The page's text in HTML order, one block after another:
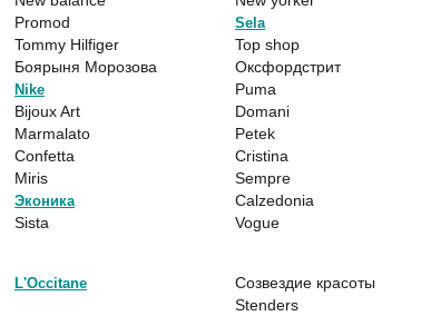
Promod Sela
Tommy Hilfiger Top shop
Боярыня Морозова Оксфордстрит
Nike Puma
Bijoux Art Domani
Marmalato Petek
Confetta Cristina
Miris Sempre
Эконика Calzedonia
Sista Vogue
L'Occitane
Созвездие красоты
Stenders